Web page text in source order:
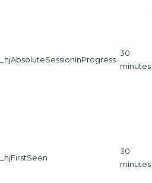
_hjAbsoluteSessionInProgress
30
minutes
_hjFirstSeen
30
minutes